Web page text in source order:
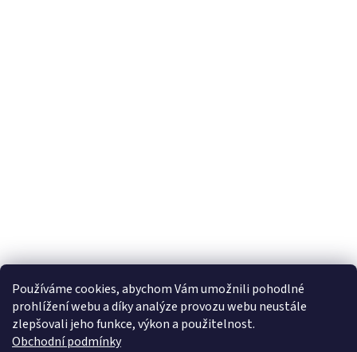
Používáme cookies, abychom Vám umožnili pohodlné
prohlížení webu a díky analýze provozu webu neustále
zlepšovali jeho funkce, výkon a použitelnost.
Obchodní podmínky